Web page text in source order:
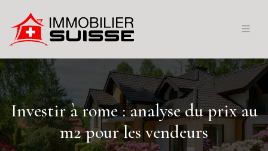
Investir à rome : analyse du prix au
m2 pour les vendeurs